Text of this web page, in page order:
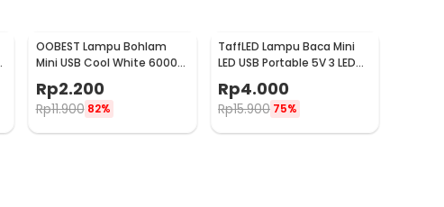
OOBEST Lampu Bohlam
Mini USB Cool White 6000K
110 Lumens 5V 1W - OB60
Rp2.200
Rp11.900 82%
TaffLED Lampu Baca Mini
LED USB Portable 5V 3 LED
Warm White - SMD 5730
Rp4.000
Rp15.900 75%